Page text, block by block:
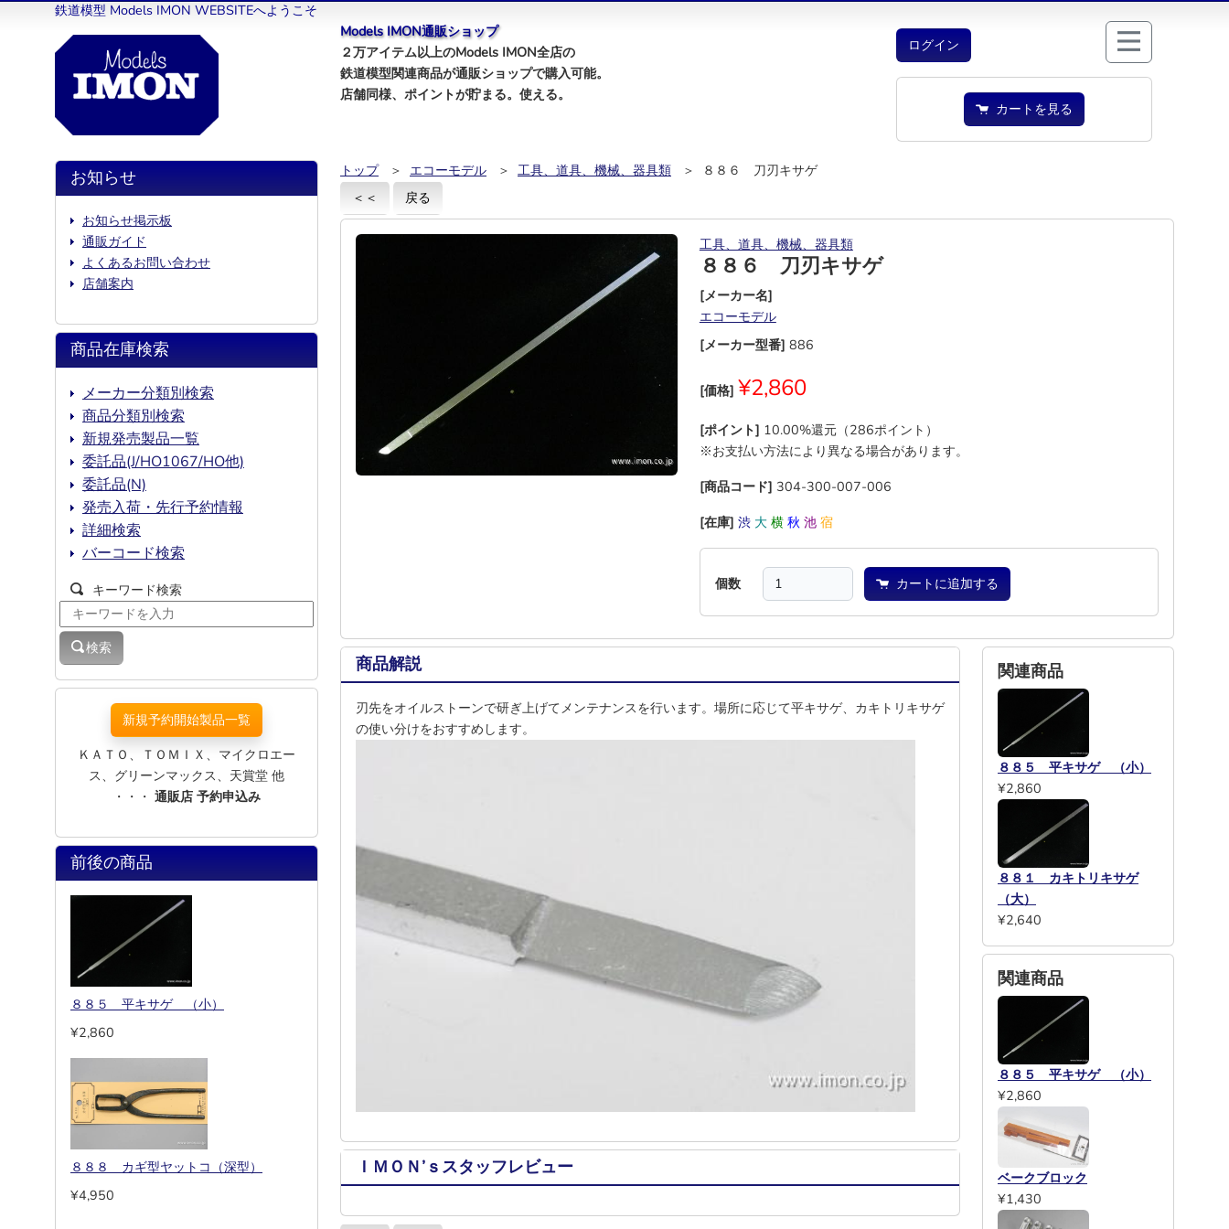
鉄道模型 Models IMON WEBSITEへようこそ
Models IMON通販ショップ
２万アイテム以上のModels IMON全店の
鉄道模型関連商品が通販ショップで購入可能。
店舗同様、ポイントが貯まる。使える。
ログイン
カートを見る
トップ ＞ エコーモデル ＞ 工具、道具、機械、器具類
＞ ８８６ 刀刃キサゲ
＜＜
戻る
工具、道具、機械、器具類
８８６ 刀刃キサゲ
[メーカー名]
エコーモデル
[メーカー型番] 886
[価格] ¥2,860
[ポイント] 10.00%還元（286ポイント）
※お支払い方法により異なる場合があります。
[商品コード] 304-300-007-006
[在庫] 渋 大 横 秋 池 宿
個数 カートに追加する
商品解説
刃先をオイルストーンで研ぎ上げてメンテナンスを行います。場所に応じて平キサゲ、カキトリキサゲ
の使い分けをおすすめします。
ＩＭＯＮ’ｓスタッフレビュー
関連商品
８８５ 平キサゲ （小）
¥2,860
８８１ カキトリキサゲ
（大）
¥2,640
関連商品
８８５ 平キサゲ （小）
¥2,860
ベークブロック
¥1,430
お知らせ
お知らせ掲示板
通販ガイド
よくあるお問い合わせ
店舗案内
商品在庫検索
メーカー分類別検索
商品分類別検索
新規発売製品一覧
委託品(J/HO1067/HO他)
委託品(N)
発売入荷・先行予約情報
詳細検索
バーコード検索
キーワード検索
検索
新規予約開始製品一覧
ＫＡＴＯ、ＴＯＭＩＸ、マイクロエー
ス、グリーンマックス、天賞堂 他
・・・ 通販店 予約申込み
前後の商品
８８５ 平キサゲ （小）
¥2,860
８８８ カギ型ヤットコ（深型）
¥4,950